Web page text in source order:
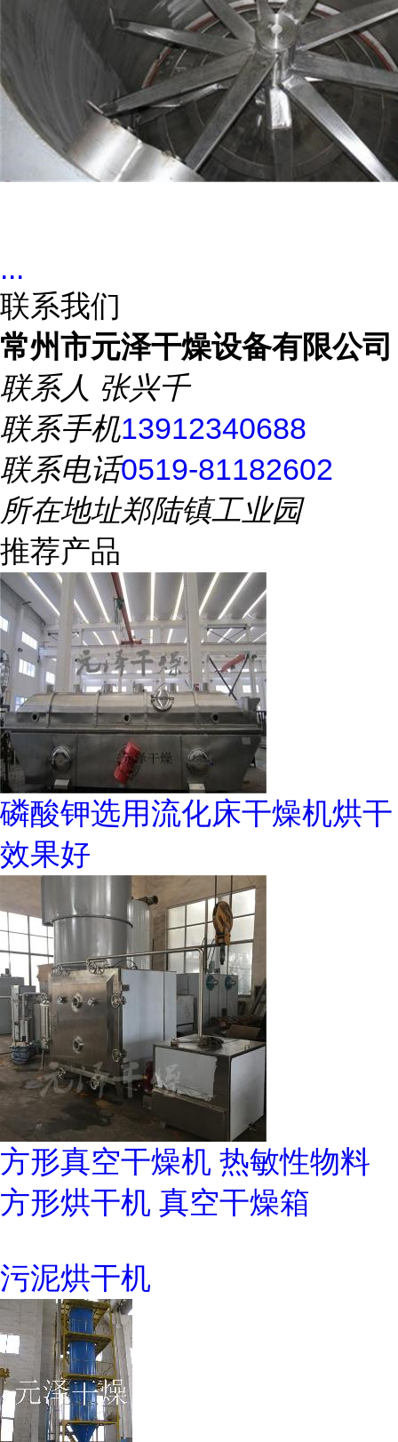
...
联系我们
常州市元泽干燥设备有限公司
联系人 张兴千
联系手机13912340688
联系电话0519-81182602
所在地址郑陆镇工业园
推荐产品
磷酸钾选用流化床干燥机烘干
效果好
方形真空干燥机 热敏性物料
方形烘干机 真空干燥箱
污泥烘干机